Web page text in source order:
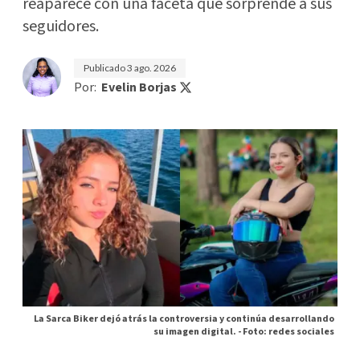
seguidores.
Publicado3 ago. 2026
Por: Evelin Borjas
La Sarca Biker dejó atrás la controversia y continúa desarrollando
su imagen digital. -Foto: redes sociales